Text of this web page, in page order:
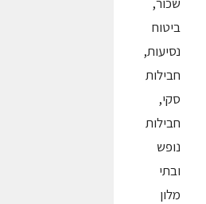
ביטוח
נסיעות,
חבילות
סקי,
חבילות
נופש
ובתי
מלון